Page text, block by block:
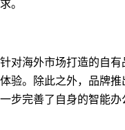
求。
针对海外市场打造的自
体验。除此之外，品牌
一步完善了自身的智能办